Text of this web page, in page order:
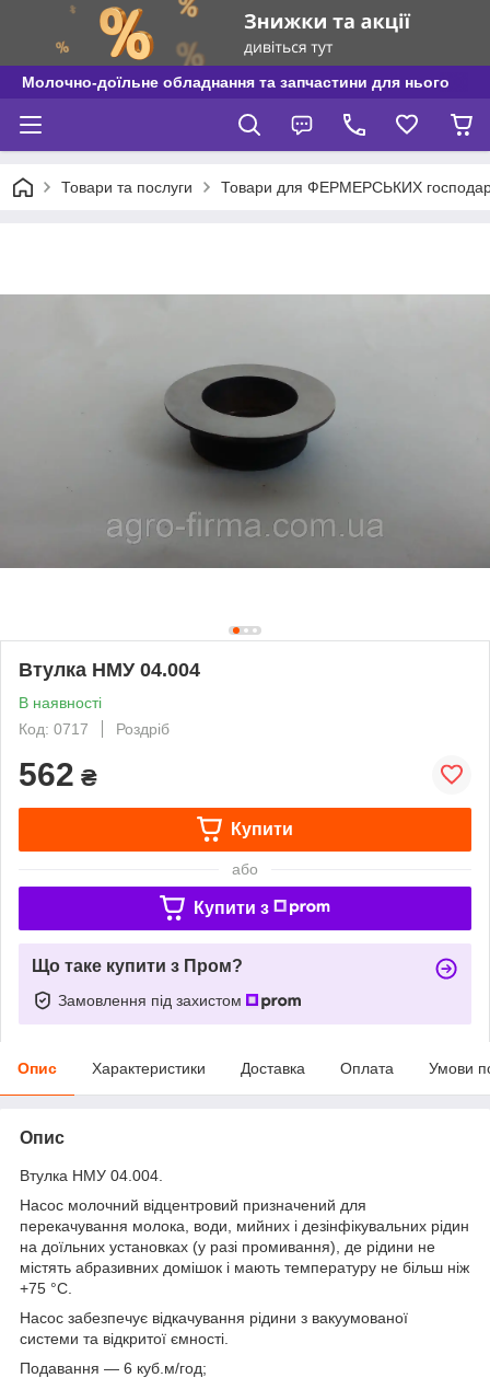
Молочно-доїльне обладнання та запчастини для нього
Товари та послуги Товари для ФЕРМЕРСЬКИХ
Втулка НМУ 04.004
В наявності
Код: 0717
Роздріб
562 ₴
Купити
або
Купити з
Що таке купити з Пром?
Замовлення під захистом
Опис Характеристики Доставка Оплата Умови
Опис
Втулка НМУ 04.004.
Насос молочний відцентровий призначений для
перекачування молока, води, мийних і дезінфікувальних рідин
на доїльних установках (у разі промивання), де рідини не
містять абразивних домішок і мають температуру не більш ніж
+75 °C.
Насос забезпечує відкачування рідини з вакуумованої
системи та відкритої ємності.
Подавання — 6 куб.м/год;